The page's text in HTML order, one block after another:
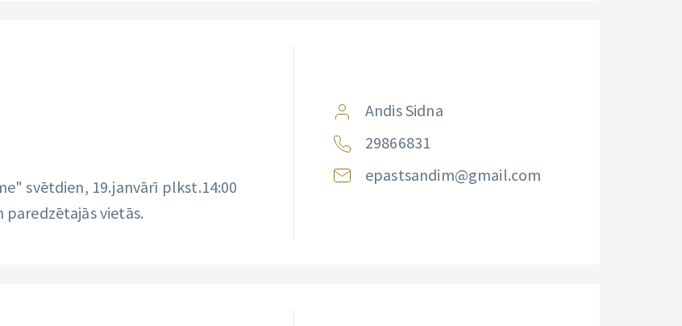
svētdien, 19.janvārī plkst.14:00
paredzētajās vietās.
Andis Sidna
29866831
epastsandim@gmail.com